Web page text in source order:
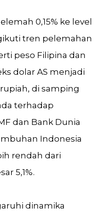
0,15% ke level
tren pelemahan
peso Filipina dan
dolar AS menjadi
di samping
terhadap
dan Bank Dunia
Indonesia
rendah dari
5,1%.
dinamika